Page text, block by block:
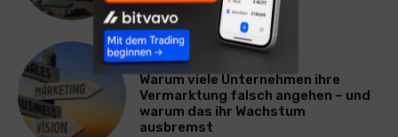
WERBUNG & MARKETING
Warum viele Unternehmen ihre
Vermarktung falsch angehen – und
warum das ihr Wachstum
ausbremst